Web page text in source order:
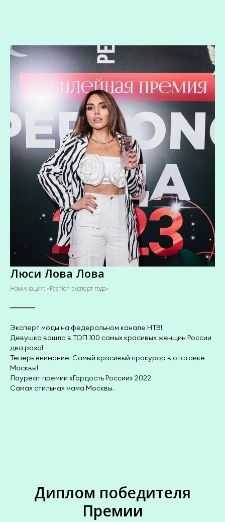
Люси Лова Лова
Номинация: «Fashion-эксперт года»
Эксперт моды на федеральном канале НТВ!
Девушка вошла в ТОП 100 самых красивых женщин России
два раза!
Теперь внимание: Самый красивый прокурор в отставке
Москвы!
Лауреат премии «Гордость России» 2022
Самая стильная мама Москвы.
Диплом победителя
Премии